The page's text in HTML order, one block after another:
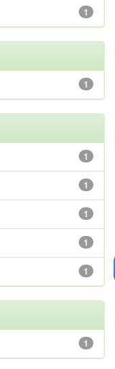
1
1
1
1
1
1
1
1